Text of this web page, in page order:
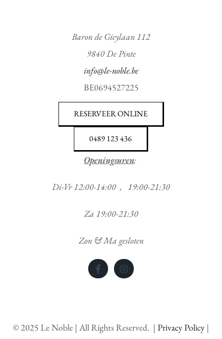
Baron de Gieylaan 112
9840 De Pinte
info@le-noble.be
BE0694527225
RESERVEER ONLINE
0489 123 436
Openingsuren:
Di-Vr 12:00-14:00 , 19:00-21:30
Za 19:00-21:30
Zon & Ma gesloten
©2025 Le Noble | All Rights Reserved. | Privacy Policy |